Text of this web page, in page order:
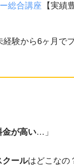
総合講座
【実績
経験から6ヶ月で
金が高い…」
ールはどこなの